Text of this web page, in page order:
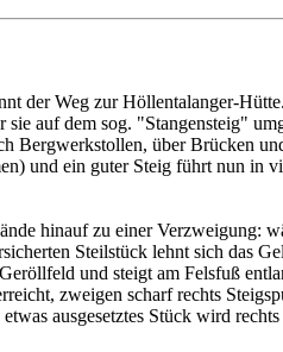
der Weg zur Höllentalanger-
auf dem sog. "Stangensteig"
über Brücken
und ein guter Steig führt nun in
hinauf zu einer Verzweigung:
Steilstück lehnt sich das
und steigt am Felsfuß
zweigen scharf rechts
ausgesetztes Stück wird